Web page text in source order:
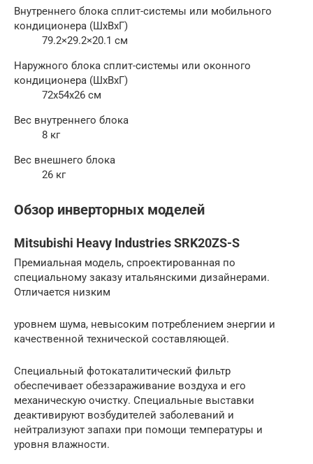
Внутреннего блока сплит-системы или мобильного
кондиционера (ШxВxГ)
79.2×29.2×20.1 см
Наружного блока сплит-системы или оконного
кондиционера (ШxВxГ)
72x54x26 см
Вес внутреннего блока
8 кг
Вес внешнего блока
26 кг
Обзор инверторных моделей
Mitsubishi Heavy Industries SRK20ZS-S
Премиальная модель, спроектированная по
специальному заказу итальянскими дизайнерами.
Отличается низким
уровнем шума, невысоким потреблением энергии и
качественной технической составляющей.
Специальный фотокаталитический фильтр
обеспечивает обеззараживание воздуха и его
механическую очистку. Специальные выставки
деактивируют возбудителей заболеваний и
нейтрализуют запахи при помощи температуры и
уровня влажности.